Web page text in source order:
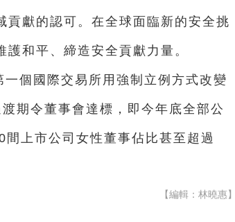
獻的認可。在全球面臨新的安全挑
和平、締造安全貢獻力量。
個國際交易所用強制立例方式改變
期令董事會達標，即今年底全部公
上市公司女性董事佔比甚至超過
【編輯：林曉惠】